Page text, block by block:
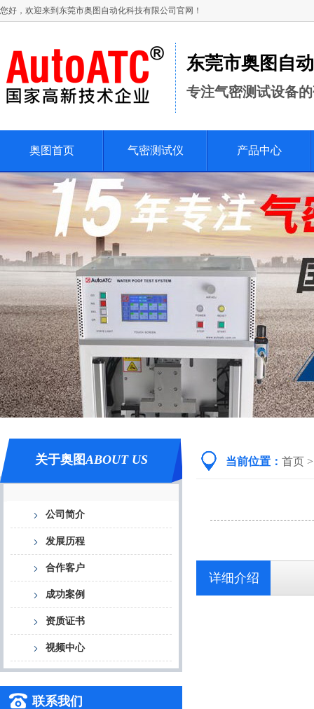
您好，欢迎来到东莞市奥图自动化科技有限公司官网！
东莞市奥图自
专注气密测试设备
奥图首页 气密测试仪 产品中心
关于奥图ABOUT US
公司简介
发展历程
合作客户
成功案例
资质证书
视频中心
联系我们
当前位置： 首页
详细介绍